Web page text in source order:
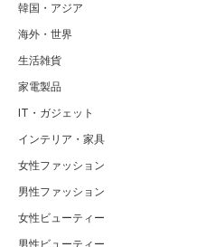
韓国・アジア
海外・世界
生活雑貨
家電製品
IT・ガジェット
インテリア・家具
女性ファッション
男性ファッション
女性ビューティー
男性ビューティー